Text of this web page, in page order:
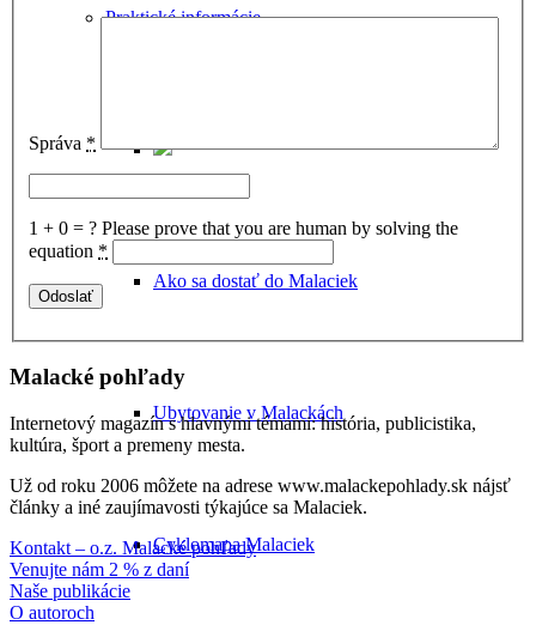
Praktické informácie
Ako sa dostať do Malaciek
Ubytovanie v Malackách
Cyklomapa Malaciek
Správa *
1 + 0 = ? Please prove that you are human by solving the
equation *
Malacké pohľady
Internetový magazín s hlavnými témami: história, publicistika,
kultúra, šport a premeny mesta.
Už od roku 2006 môžete na adrese www.malackepohlady.sk nájsť
články a iné zaujímavosti týkajúce sa Malaciek.
Kontakt – o.z. Malacké pohľady
Venujte nám 2 % z daní
Naše publikácie
O autoroch